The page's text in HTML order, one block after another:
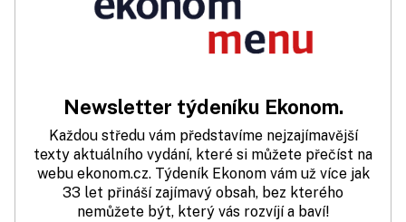
Newsletter týdeníku Ekonom.
Každou středu vám představíme nejzajímavější
texty aktuálního vydání, které si můžete přečíst na
webu ekonom.cz. Týdeník Ekonom vám už více jak
33 let přináší zajímavý obsah, bez kterého
nemůžete být, který vás rozvíjí a baví!